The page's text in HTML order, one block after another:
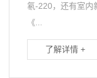
氡-220，还有室内
《...
了解详情 +